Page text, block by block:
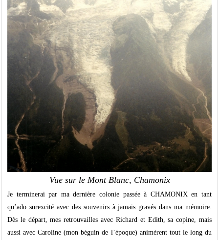
Vue sur le Mont Blanc, Chamonix
Je terminerai par ma dernière colonie passée à CHAMONIX en tant
qu’ado surexcité avec des souvenirs à jamais gravés dans ma mémoire.
Dès le départ, mes retrouvailles avec Richard et Edith, sa copine, mais
aussi avec Caroline (mon béguin de l’époque) animèrent tout le long du